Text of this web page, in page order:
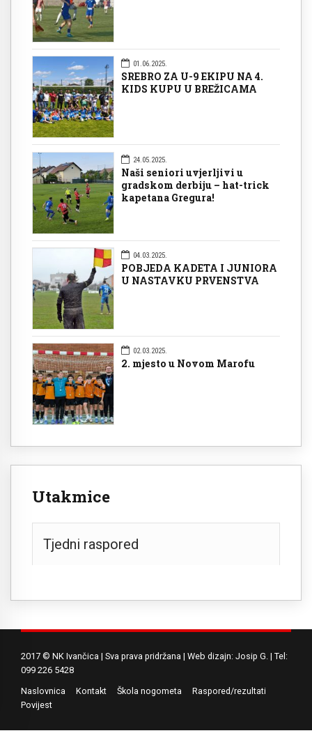
01.06.2025.
SREBRO ZA U-9 EKIPU NA 4.
KIDS KUPU U BREŽICAMA
24.05.2025.
Naši seniori uvjerljivi u
gradskom derbiju – hat-trick
kapetana Gregura!
04.03.2025.
POBJEDA KADETA I JUNIORA
U NASTAVKU PRVENSTVA
02.03.2025.
2. mjesto u Novom Marofu
Utakmice
Tjedni raspored
2017 © NK Ivančica | Sva prava pridržana | Web dizajn: Josip G. | Tel:
099 226 5428
Naslovnica Kontakt Škola nogometa
Raspored/rezultati
Povijest